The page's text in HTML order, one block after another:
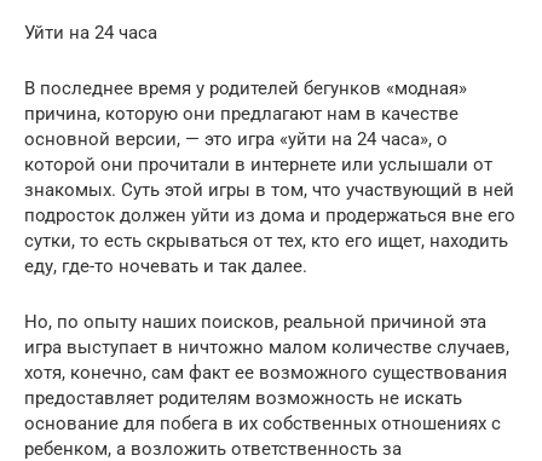
Уйти на 24 часа
В последнее время у родителей бегунков «модная»
причина, которую они предлагают нам в качестве
основной версии, — это игра «уйти на 24 часа», о
которой они прочитали в интернете или услышали от
знакомых. Суть этой игры в том, что участвующий в ней
подросток должен уйти из дома и продержаться вне его
сутки, то есть скрываться от тех, кто его ищет, находить
еду, где-то ночевать и так далее.
Но, по опыту наших поисков, реальной причиной эта
игра выступает в ничтожно малом количестве случаев,
хотя, конечно, сам факт ее возможного существования
предоставляет родителям возможность не искать
основание для побега в их собственных отношениях с
ребенком, а возложить ответственность за